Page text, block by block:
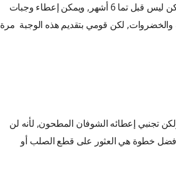
يمكن أن يتناول طفلك هذه الفاكهة في بداية عمره ولكن ليس قبل تما 6 أشهر, ويمكن إعطاء وجبات
لكن قومي بتقديم هذه الوجبة مرة
تجنبي إعطائه الشوفان المطحون, لأنه لن
أفضل خطوة هي العثور على قطع الصلب أو